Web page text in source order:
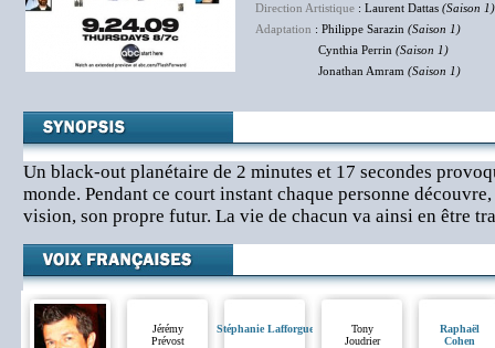
Direction Artistique : Laurent Dattas (Saison 1)
Adaptation : Philippe Sarazin (Saison 1)
Cynthia Perrin (Saison 1)
Jonathan Amram (Saison 1)
Un black-out planétaire de 2 minutes et 17 secondes
monde. Pendant ce court instant chaque personne
vision, son propre futur. La vie de chacun va ainsi en être
Jérémy
Prévost
Stéphanie Lafforgue
Tony
Joudrier
Raphaël
Cohen